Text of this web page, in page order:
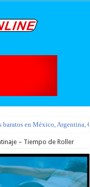
baratos en México, Argentina,
– Tiempo de Roller